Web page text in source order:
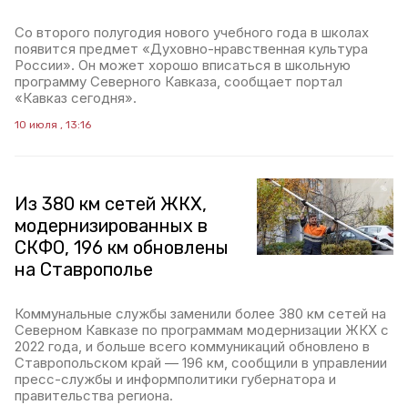
Со второго полугодия нового учебного года в школах
появится предмет «Духовно-нравственная культура
России». Он может хорошо вписаться в школьную
программу Северного Кавказа, сообщает портал
«Кавказ сегодня».
10 июля , 13:16
Из 380 км сетей ЖКХ,
модернизированных в
СКФО, 196 км обновлены
на Ставрополье
Коммунальные службы заменили более 380 км сетей на
Северном Кавказе по программам модернизации ЖКХ с
2022 года, и больше всего коммуникаций обновлено в
Ставропольском край — 196 км, сообщили в управлении
пресс-службы и информполитики губернатора и
правительства региона.